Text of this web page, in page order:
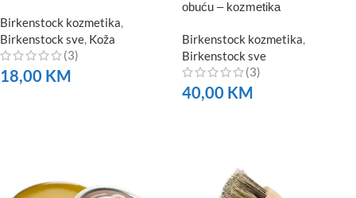
Birkenstock kozmetika
Birkenstock sve Koža
(3)
18,00 KM
obuću – kozmetika
Birkenstock kozmetika
Birkenstock sve
(3)
40,00 KM